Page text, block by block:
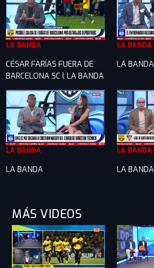
LA BANDA
CÉSAR FARÍAS FUERA DE
BARCELONA SC l LA BANDA
LA BANDA
LA BANDA
LA BANDA
LA BANDA
LA BANDA
LA BANDA
MÁS VIDEOS